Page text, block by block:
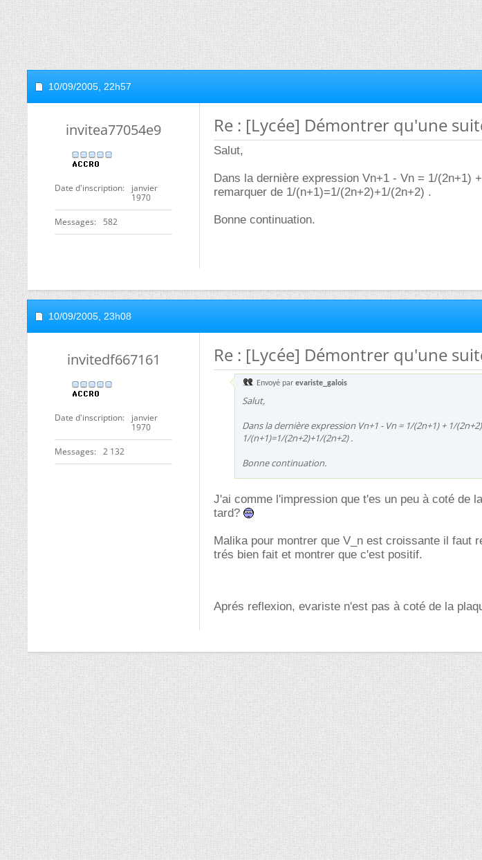
10/09/2005, 22h57
invitea77054e9
Date d'inscription
janvier
1970
Messages 582
Re : [Lycée] Démontrer qu'une
Salut,
Dans la dernière expression Vn+1 - Vn = 1/(2n+1)
remarquer de 1/(n+1)=1/(2n+2)+1/(2n+2) .
Bonne continuation.
10/09/2005, 23h08
invitedf667161
Date d'inscription
janvier
1970
Messages 2 132
Re : [Lycée] Démontrer qu'une
Envoyé par evariste_galois
Salut,
Dans la dernière expression Vn+1 - Vn = 1/(2n+1) + 1/
1/(n+1)=1/(2n+2)+1/(2n+2) .
Bonne continuation.
J'ai comme l'impression que t'es un peu à coté de
tard?
Malika pour montrer que V_n est croissante il faut
trés bien fait et montrer que c'est positif.
Aprés reflexion, evariste n'est pas à coté de la